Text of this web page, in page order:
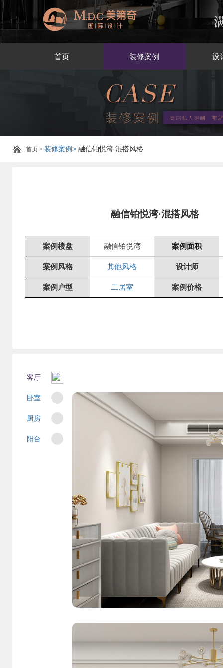
首页 装修案例 设
首页 > 装修案例> 融信铂悦湾·混搭风格
融信铂悦湾·混搭风格
案例楼盘 融信铂悦湾 案例面积
案例风格 其他风格 设计师
案例户型 二居室 案例价格
客厅
卧室
厨房
阳台